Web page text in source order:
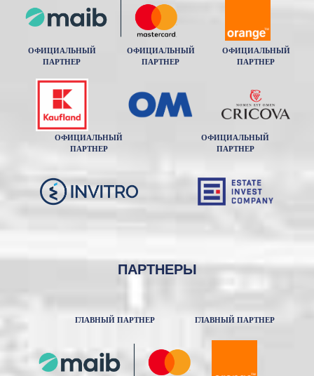
ОФИЦИАЛЬНЫЙ
ПАРТНЕР
ОФИЦИАЛЬНЫЙ
ПАРТНЕР
ОФИЦИАЛЬНЫЙ
ПАРТНЕР
ОФИЦИАЛЬНЫЙ
ПАРТНЕР
ОФИЦИАЛЬНЫЙ
ПАРТНЕР
ПАРТНЕРЫ
ГЛАВНЫЙ ПАРТНЕР ГЛАВНЫЙ ПАРТНЕР